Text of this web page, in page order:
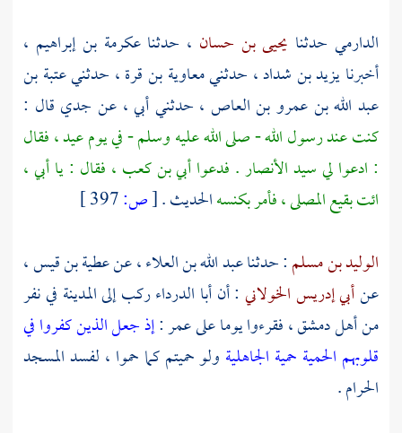
الدارمي حدثنا يحيى بن حسان ، حدثناعكرمة بن إبراهيم ،
أخبرنايزيد بن شداد، حدثنيمعاوية بن قرة، حدثنيعتبة بن
عبد الله بن عمرو بن العاص ، حدثني أبي ، عن جدي قال :
كنت عند رسول الله - صلى الله عليه وسلم - في يوم عيد ، فقال
: ادعوا لي سيدالأنصار. فدعواأبي بن كعب ، فقال : ياأبي،
ائت بقيع المصلى ، فأمر بكنسهالحديث .[ص:
الوليد بن مسلم: حدثناعبد الله بن العلاء، عنعطية بن قيس،
عنأبي إدريس الخولاني : أنأبا الدرداءركب إلىالمدينة في نفر
منأهلدمشق، فقرءوا يوما علىعمر:إذ جعل الذين كفروا في
قلوبهم الحمية حمية الجاهلية ولو حميتم كما حموا ، لفسدالمسجد
الحرام.